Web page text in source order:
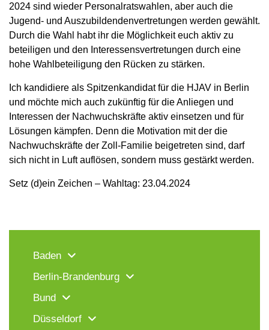
2024 sind wieder Personalratswahlen, aber auch die
Jugend- und Auszubildendenvertretungen werden gewählt.
Durch die Wahl habt ihr die Möglichkeit euch aktiv zu
beteiligen und den Interessensvertretungen durch eine
hohe Wahlbeteiligung den Rücken zu stärken.
Ich kandidiere als Spitzenkandidat für die HJAV in Berlin
und möchte mich auch zukünftig für die Anliegen und
Interessen der Nachwuchskräfte aktiv einsetzen und für
Lösungen kämpfen. Denn die Motivation mit der die
Nachwuchskräfte der Zoll-Familie beigetreten sind, darf
sich nicht in Luft auflösen, sondern muss gestärkt werden.
Setz (d)ein Zeichen – Wahltag: 23.04.2024
Baden
Berlin-Brandenburg
Bund
Düsseldorf